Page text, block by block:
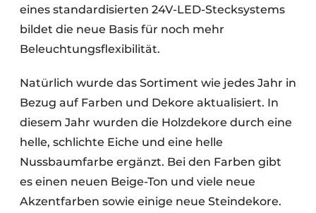
eines standardisierten 24V-LED-Stecksystems
bildet die neue Basis für noch mehr
Beleuchtungsflexibilität.
Natürlich wurde das Sortiment wie jedes Jahr in
Bezug auf Farben und Dekore aktualisiert. In
diesem Jahr wurden die Holzdekore durch eine
helle, schlichte Eiche und eine helle
Nussbaumfarbe ergänzt. Bei den Farben gibt
es einen neuen Beige-Ton und viele neue
Akzentfarben sowie einige neue Steindekore.